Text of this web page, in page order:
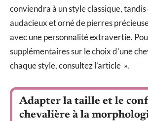
conviendra à un style classique, tandis
audacieux et orné de pierres
avec une personnalité extravertie.
supplémentaires sur le choix d’une
chaque style, consultez l’article ».
Adapter la taille et le
chevalière à la